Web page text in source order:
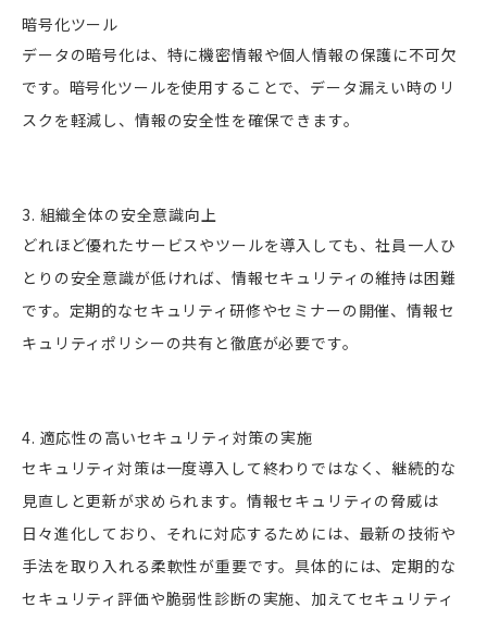
暗号化ツール
データの暗号化は、特に機密情報や個人情報の保護に不可欠
です。暗号化ツールを使用することで、データ漏えい時のリ
スクを軽減し、情報の安全性を確保できます。
3. 組織全体の安全意識向上
どれほど優れたサービスやツールを導入しても、社員一人ひ
とりの安全意識が低ければ、情報セキュリティの維持は困難
です。定期的なセキュリティ研修やセミナーの開催、情報セ
キュリティポリシーの共有と徹底が必要です。
4. 適応性の高いセキュリティ対策の実施
セキュリティ対策は一度導入して終わりではなく、継続的な
見直しと更新が求められます。情報セキュリティの脅威は
日々進化しており、それに対応するためには、最新の技術や
手法を取り入れる柔軟性が重要です。具体的には、定期的な
セキュリティ評価や脆弱性診断の実施、加えてセキュリティ